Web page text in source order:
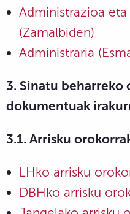
Administrazioa
(Zamalbiden)
Administraria
3. Sinatu beharreko
dokumentuak
3.1. Arrisku
LHko arrisku
DBHko arrisku